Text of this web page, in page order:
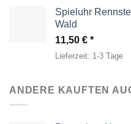
Spieluhr
Wald
11,50 €
Lieferzeit: 1-3 Tage
ANDERE KAUFTEN